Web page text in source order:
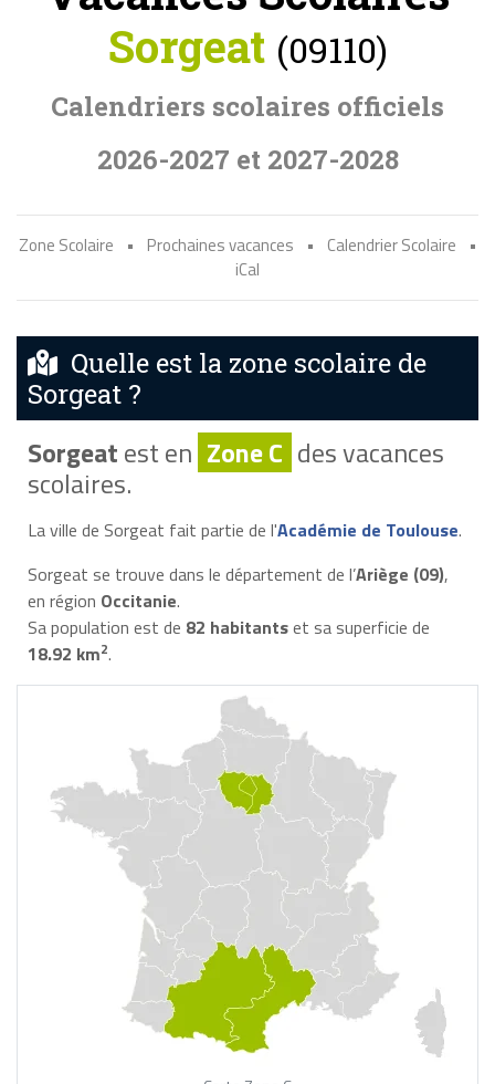
Sorgeat (09110)
Calendriers scolaires officiels
2026-2027 et 2027-2028
Zone Scolaire • Prochaines vacances • Calendrier Scolaire
•
iCal
Quelle est la zone scolaire de
Sorgeat ?
Sorgeatest en Zone C des vacances
scolaires.
La ville de Sorgeat fait partie de l'Académie de Toulouse.
Sorgeat se trouve dans le département de l’Ariège (09),
en région Occitanie.
Sa population est de 82 habitantset sa superficie de
18.92 km2.